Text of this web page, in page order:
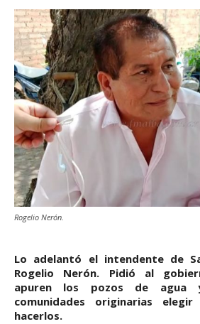
Rogelio Nerón.
Lo adelantó el intendente de
Rogelio Nerón. Pidió al
apuren los pozos de
comunidades originarias
hacerlos.